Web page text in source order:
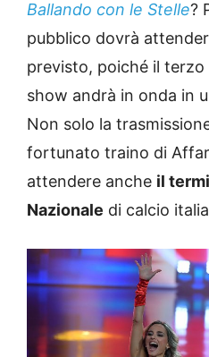
Ballando con le Stelle?
pubblico dovrà
previsto, poiché il
show andrà in onda in
Non solo la
fortunato traino di
attendere anche il
Nazionale di calcio